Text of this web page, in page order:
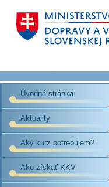
Úvodná stránka
Aktuality
Aký kurz potrebujem?
Ako získať KKV